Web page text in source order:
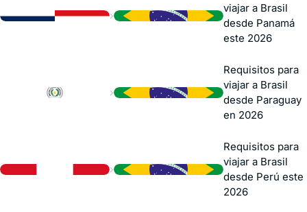
›
viajar a Brasil
desde Panamá
este 2026
›
Requisitos para
viajar a Brasil
desde Paraguay
en 2026
›
Requisitos para
viajar a Brasil
desde Perú este
2026